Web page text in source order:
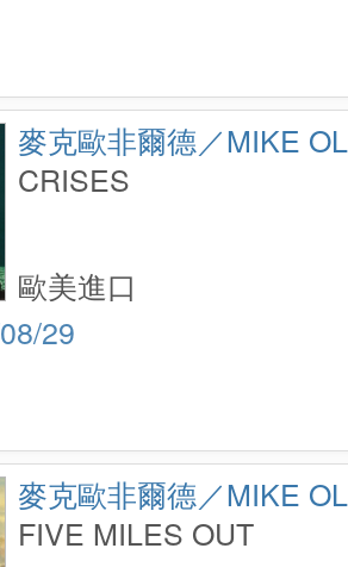
麥克歐非爾德／MIKE
CRISES
29
歐美進口
麥克歐非爾德／MIKE
FIVE MILES OUT